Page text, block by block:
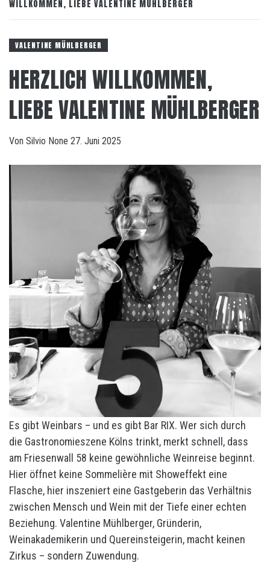
WILLKOMMEN, LIEBE VALENTINE MÜHLBERGER
VALENTINE MÜHLBERGER
HERZLICH WILLKOMMEN,
LIEBE VALENTINE MÜHLBERGER
Von Silvio None 27. Juni 2025
Es gibt Weinbars – und es gibt Bar RIX. Wer sich durch
die Gastronomieszene Kölns trinkt, merkt schnell, dass
am Friesenwall 58 keine gewöhnliche Weinreise beginnt.
Hier öffnet keine Sommelière mit Showeffekt eine
Flasche, hier inszeniert eine Gastgeberin das Verhältnis
zwischen Mensch und Wein mit der Tiefe einer echten
Beziehung. Valentine Mühlberger, Gründerin,
Weinakademikerin und Quereinsteigerin, macht keinen
Zirkus – sondern Zuwendung.